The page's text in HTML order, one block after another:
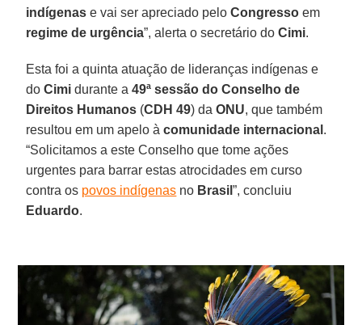
indígenas e vai ser apreciado peloCongresso em
regime de urgência”, alerta o secretário doCimi.
Esta foi a quinta atuação de lideranças indígenas e
doCimi durante a49ª sessão do Conselho de
Direitos Humanos (CDH 49) daONU, que também
resultou em um apelo àcomunidade internacional .
“Solicitamos a este Conselho que tome ações
urgentes para barrar estas atrocidades em curso
contra os povos indígenas no Brasil”, concluiu
Eduardo.